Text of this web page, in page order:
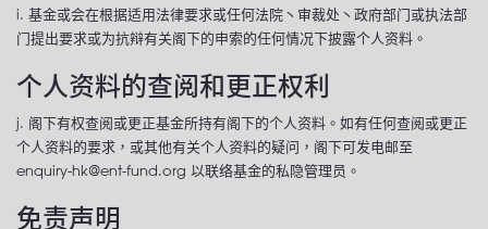
i. 基金或会在根据适用法律要求或任何法院丶审裁处丶政府部门或执法部
门提出要求或为抗辩有关阁下的申索的任何情况下披露个人资料。
个人资料的查阅和更正权利
j. 阁下有权查阅或更正基金所持有阁下的个人资料。如有任何查阅或更正
个人资料的要求，或其他有关个人资料的疑问，阁下可发电邮至
enquiry-hk@ent-fund.org 以联络基金的私隐管理员。
免责声明